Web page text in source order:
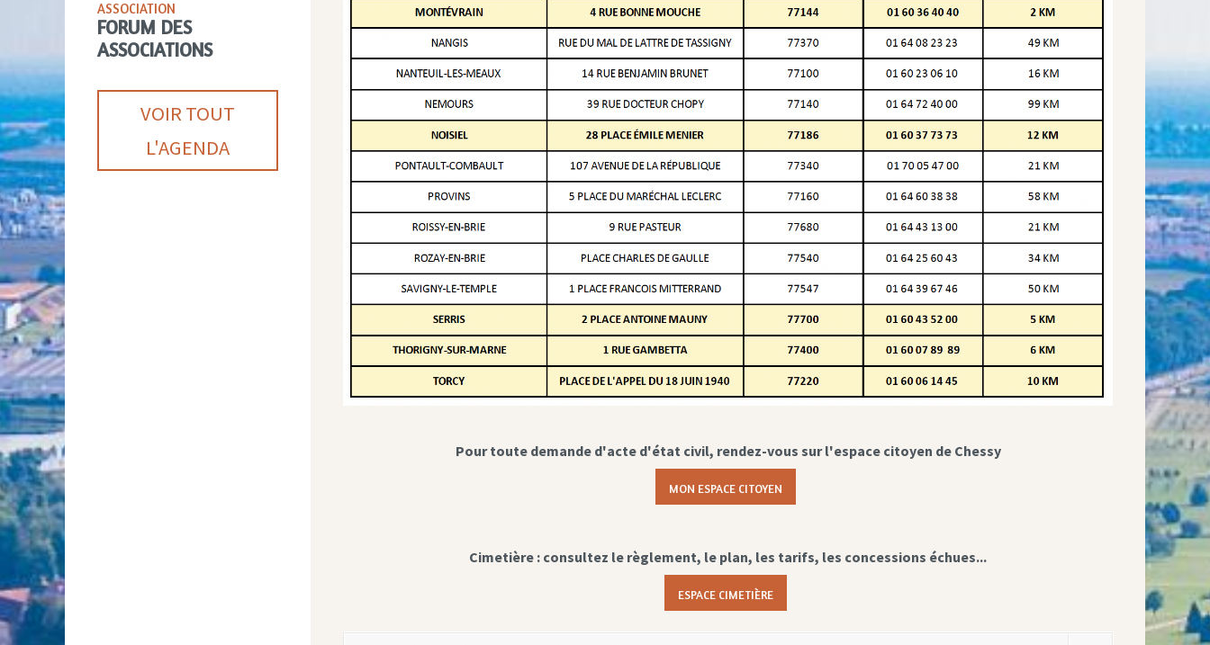
ASSOCIATION
FORUM DES
ASSOCIATIONS
VOIR TOUT
L'AGENDA
Pour toute demande d'acte d'état civil, rendez-vous sur l'espace citoyen de Chessy
MON ESPACE CITOYEN
Cimetière : consultez le règlement, le plan, les tarifs, les concessions échues...
ESPACE CIMETIÈRE